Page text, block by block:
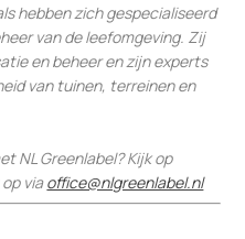
hebben zich gespecialiseerd
van de leefomgeving. Zij
en beheer en zijn experts
van tuinen, terreinen en
NL Greenlabel? Kijk op
viaoffice@nlgreenlabel.nl